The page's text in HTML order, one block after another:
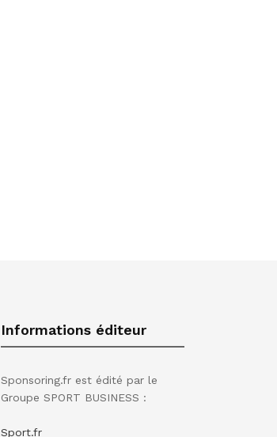
Informations éditeur
Sponsoring.fr est édité par le
Groupe SPORT BUSINESS :
Sport.fr